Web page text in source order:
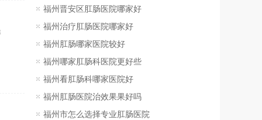
福州晋安区肛肠医院哪家好
福州治疗肛肠医院哪家好
福州肛肠哪家医院较好
福州哪家肛肠科医院更好些
福州看肛肠科哪家医院好
福州肛肠医院治效果果好吗
福州市怎么选择专业肛肠医院